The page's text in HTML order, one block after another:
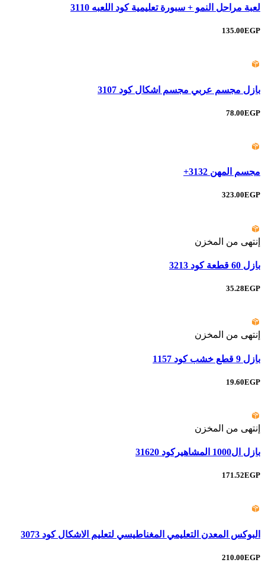
لعبة مراحل النمو + سبورة تعليمية كود اللعبه 3110
135.00EGP
بازل مجسم عربي مجسم اشكال كود 3107
78.00EGP
مجسم المهن 3132+
323.00EGP
إنتهى من المخزن
بازل 60 قطعة كود 3213
35.28EGP
إنتهى من المخزن
بازل 9 قطع خشب كود 1157
19.60EGP
إنتهى من المخزن
بازل ال1000 المشاهيركود 31620
171.52EGP
البوكس المعدن التعليمي المغناطيسي لتعليم الاشكال كود 3073
210.00EGP